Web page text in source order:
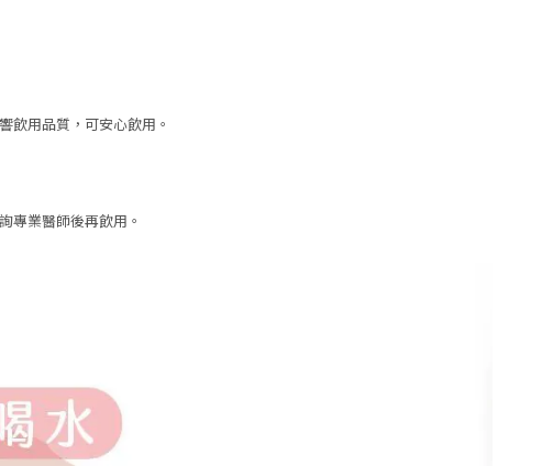
飲用品質，可安心飲用。
專業醫師後再飲用。